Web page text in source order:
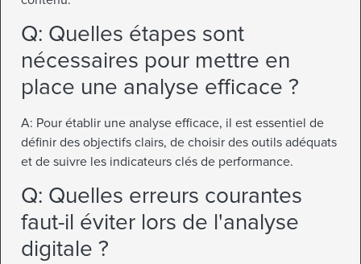
Q: Quelles étapes sont
nécessaires pour mettre en
place une analyse efficace ?
A: Pour établir une analyse efficace, il est essentiel de
définir des objectifs clairs, de choisir des outils adéquats
et de suivre les indicateurs clés de performance.
Q: Quelles erreurs courantes
faut-il éviter lors de l'analyse
digitale ?